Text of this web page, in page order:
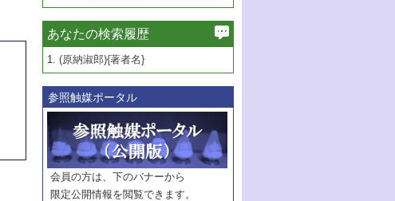
あなたの検索履歴
1. (原納淑郎){著者名}
参照触媒ポータル
会員の方は、下のバナーから
限定公開情報を閲覧できます。